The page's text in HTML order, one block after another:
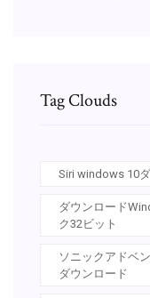
Tag Clouds
Siri windows 10
ダウンロード
ク32ビット
ソニックアドベ
ダウンロード